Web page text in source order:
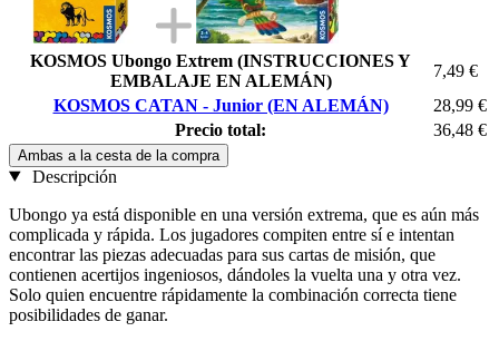
KOSMOS Ubongo Extrem (INSTRUCCIONES Y
EMBALAJE EN ALEMÁN)
7,49 €
KOSMOS CATAN - Junior (EN ALEMÁN)
28,99 €
Precio total:
36,48 €
Ambas a la cesta de la compra
Descripción
Ubongo ya está disponible en una versión extrema, que es aún más
complicada y rápida. Los jugadores compiten entre sí e intentan
encontrar las piezas adecuadas para sus cartas de misión, que
contienen acertijos ingeniosos, dándoles la vuelta una y otra vez.
Solo quien encuentre rápidamente la combinación correcta tiene
posibilidades de ganar.